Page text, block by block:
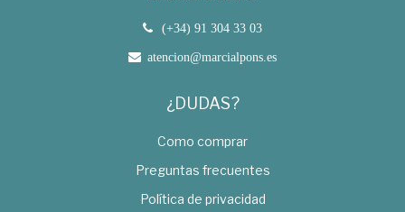
(+34) 91 304 33 03
atencion@marcialpons.es
¿DUDAS?
Como comprar
Preguntas frecuentes
Política de privacidad